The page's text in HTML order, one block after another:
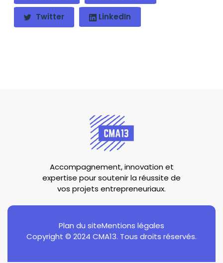
Twitter LinkedIn
Accompagnement, innovation et
expertise pour soutenir la réussite de
vos projets entrepreneuriaux.
Plan du siteMentions légales
Copyright © 2024 CMA13. Tous droits réservés.